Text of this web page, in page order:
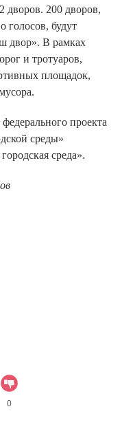
дворов. 200 дворов,
голосов, будут
двор». В рамках
и тротуаров,
площадок,
проекта
среды»
среда».
0